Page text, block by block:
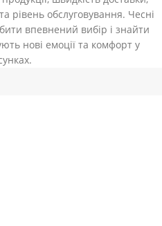
рівень обслуговування. Чесні
впевнений вибір і знайти
нові емоції та комфорт у